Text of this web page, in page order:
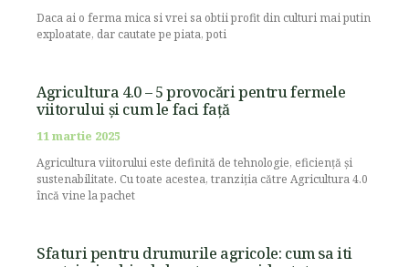
Daca ai o ferma mica si vrei sa obtii profit din culturi mai putin
exploatate, dar cautate pe piata, poti
Agricultura 4.0 – 5 provocări pentru fermele
viitorului și cum le faci față
11 martie 2025
Agricultura viitorului este definită de tehnologie, eficiență și
sustenabilitate. Cu toate acestea, tranziția către Agricultura 4.0
încă vine la pachet
Sfaturi pentru drumurile agricole: cum sa iti